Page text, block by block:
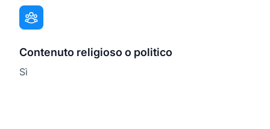
Contenuto religioso o politico
Sì